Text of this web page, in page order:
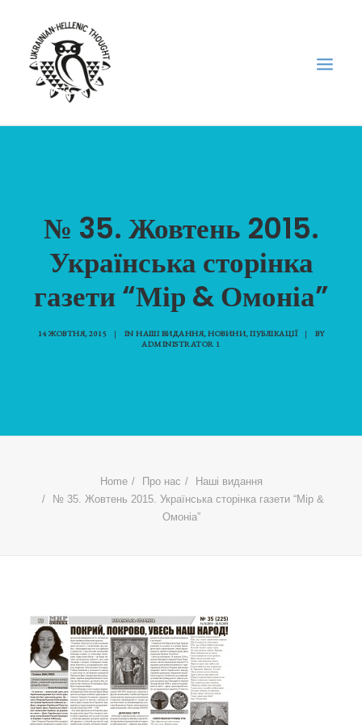
ГОЛОДОМОР
ПРО НАС
“ВІСНИК”/”ΑΓΓΕΛΙΑΦΌΡΟΣ”
№ 35. Жовтень 2015.
Українська сторінка
газети “Мір & Омоніа”
14 ЖОВТНЯ, 2015 | IN НАШІ ВИДАННЯ,НОВИНИ,ПУБЛІКАЦІЇ |
BY
ADMINISTRATOR 1
Home Про нас
Наші видання
№ 35. Жовтень 2015. Українська сторінка газети “Мір &
Омоніа”